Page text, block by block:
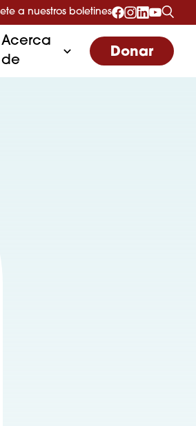
a nuestros boletines
Acerca
de
Donar